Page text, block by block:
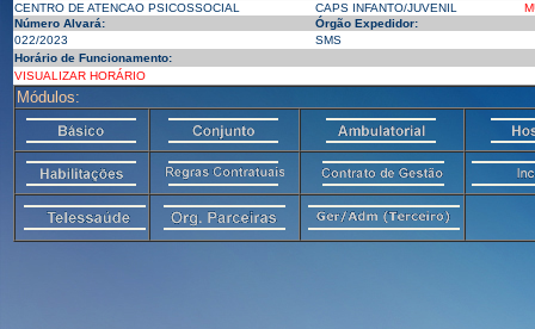
CENTRO DE ATENCAO PSICOSSOCIAL
CAPS INFANTO/JUVENIL
Número Alvará:
Órgão Expedidor:
022/2023
SMS
Horário de Funcionamento:
VISUALIZAR HORÁRIO
Módulos: